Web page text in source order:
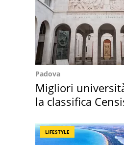
Padova
Migliori
la classifica
LIFESTYLE